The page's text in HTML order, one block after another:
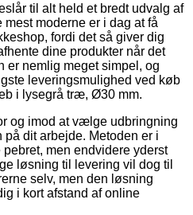
til alt held et bredt udvalg af
moderne er i dag at få
fordi det så giver dig
dine produkter når det
er nemlig meget simpel, og
leveringsmulighed ved køb
i lysegrå træ, Ø30 mm.
og imod at vælge udbringning
dit arbejde. Metoden er i
men endvidere yderst
løsning til levering vil dog til
selv, men den løsning
i kort afstand af online